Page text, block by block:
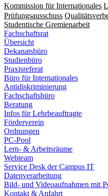
Kommission für Internationales
Prüfungsausschuss
Studentische Gremienarbeit
Fachschaftsrat
Übersicht
Dekanatsbüro
Studienbüro
Praxisreferat
Büro für Internationales
Antidiskriminierung
Fachschaftsbüro
Beratung
Infos für Lehrbeauftragte
Förderverein
Ordnungen
PC-Pool
Lern- & Arbeitsräume
Webteam
Service Desk der Campus IT
Datenverarbeitung
Bild- und Videoaufnahmen mit
Kontakt & Anfahrt